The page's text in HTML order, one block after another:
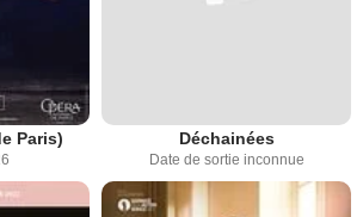
Paris) Déchainées
Date de sortie inconnue